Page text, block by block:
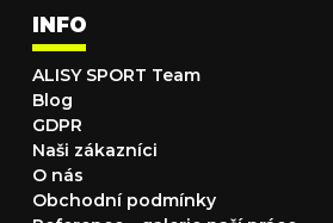
INFO
ALISY SPORT Team
Blog
GDPR
Naši zákazníci
O nás
Obchodní podmínky